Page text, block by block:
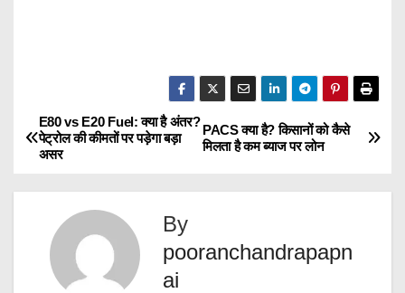
P
PACS क्या है? किसानों को कैसे
मिलता है कम ब्याज पर लोन
E80 vs E20 Fuel: क्या है अंतर?
पेट्रोल की कीमतों पर पड़ेगा बड़ा
असर
By
pooranchandrapapn
ai